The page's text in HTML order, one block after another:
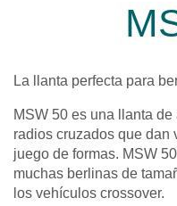
La llanta perfecta para
MSW 50 es una llanta
radios cruzados que dan
juego de formas. MSW
muchas berlinas de
los vehículos crossover.